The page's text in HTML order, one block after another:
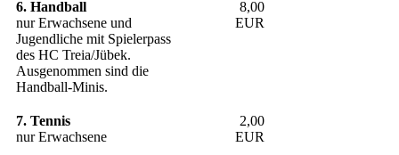
6. Handball
nur Erwachsene und
Jugendliche mit Spielerpass
des HC Treia/Jübek.
Ausgenommen sind die
Handball-Minis.
8,00
EUR
7. Tennis
nur Erwachsene
2,00
EUR